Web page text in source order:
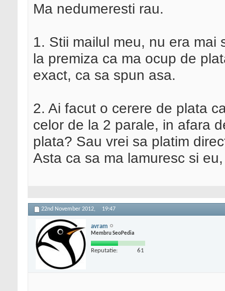
Ma nedumeresti rau.
1. Stii mailul meu, nu era mai
la premiza ca ma ocup de
exact, ca sa spun asa.
2. Ai facut o cerere de plata
celor de la 2 parale, in afara
plata? Sau vrei sa platim
Asta ca sa ma lamuresc si
22nd November 2012, 19:47
avram
Membru SeoPedia
Reputatie: 61